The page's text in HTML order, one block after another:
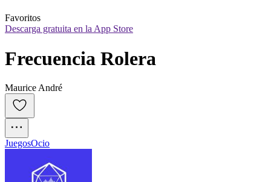
Favoritos
Descarga gratuita en la App Store
Frecuencia Rolera
Maurice André
JuegosOcio